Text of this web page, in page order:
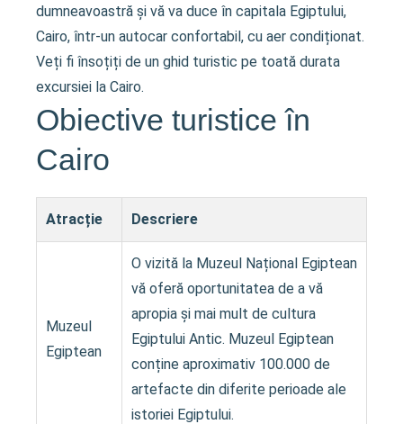
dumneavoastră și vă va duce în capitala Egiptului,
Cairo, într-un autocar confortabil, cu aer condiționat.
Veți fi însoțiți de un ghid turistic pe toată durata
excursiei la Cairo.
Obiective turistice în
Cairo
Atracție Descriere
Muzeul
Egiptean
O vizită la Muzeul Național Egiptean
vă oferă oportunitatea de a vă
apropia și mai mult de cultura
Egiptului Antic. Muzeul Egiptean
conține aproximativ 100.000 de
artefacte din diferite perioade ale
istoriei Egiptului.